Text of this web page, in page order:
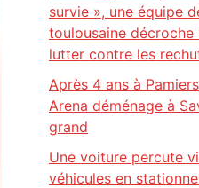
survie », une équipe
toulousaine
lutter contre les
Après 4 ans à
Arena déménage à
grand
Une voiture percute
véhicules en